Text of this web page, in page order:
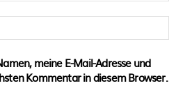
meine E-Mail-Adresse und
Kommentar in diesem Browser.